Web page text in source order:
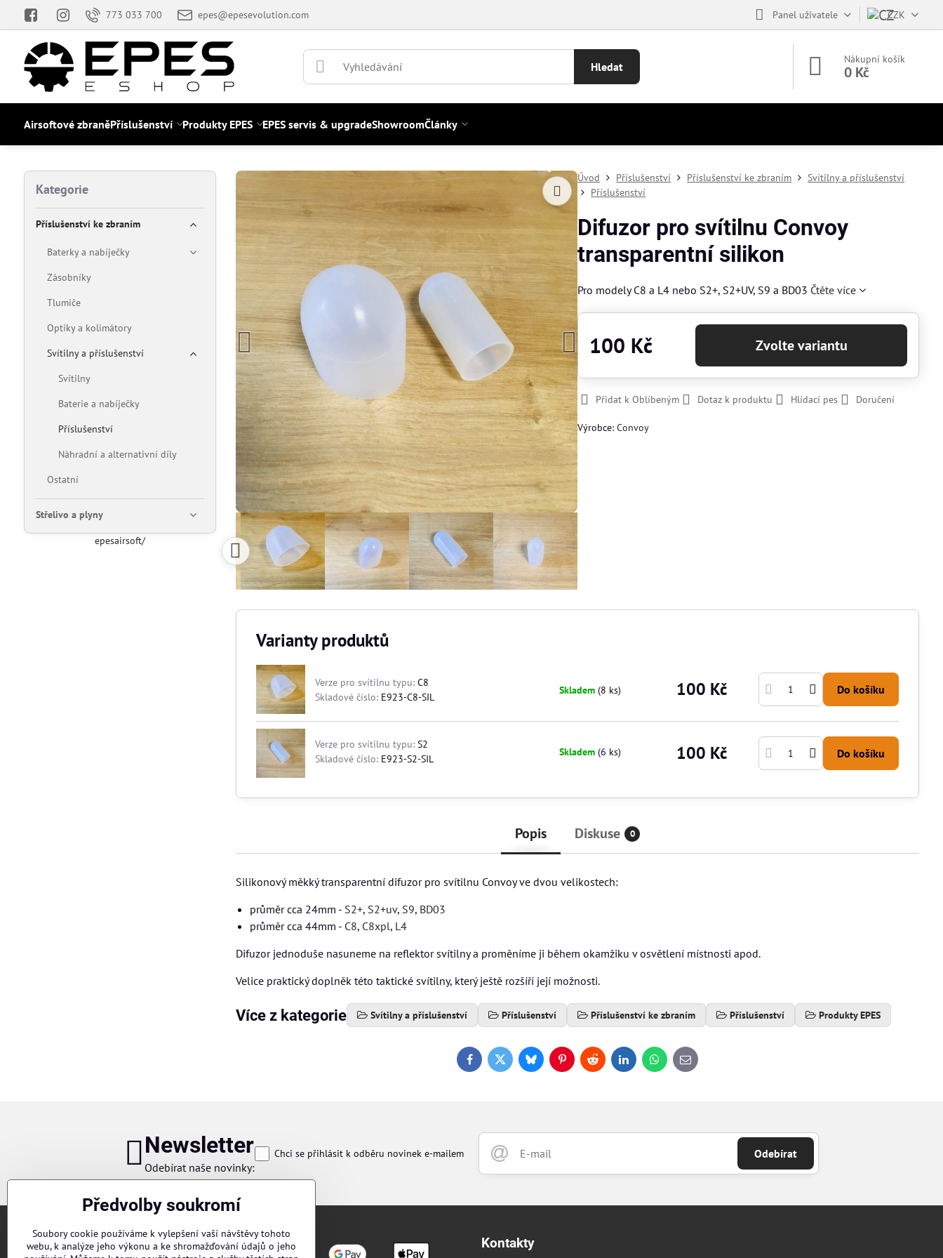
773 033 700 epes@epesevolution.com Panel uživatele CZK
Hledat
Nákupní košík
0 Kč
Airsoftové zbraněPříslušenství Produkty EPES EPES servis & upgradeShowroomČlánky
Úvod Příslušenství Příslušenství ke zbraním
Svítilny a příslušenství
Příslušenství
Difuzor pro svítilnu Convoy
transparentní silikon
Pro modely C8 a L4 nebo S2+, S2+UV, S9 a BD03 Čtěte více
100 Kč Zvolte variantu
Přidat k Oblíbeným Dotaz k produktu Hlídací pes Doručení
Výrobce:Convoy
Varianty produktů
Verze pro svítilnu typu:C8
Skladové číslo: E923-C8-SIL
Skladem (8 ks) 100 Kč Do košíku
Verze pro svítilnu typu:S2
Skladové číslo: E923-S2-SIL
Skladem (6 ks) 100 Kč Do košíku
Popis Diskuse 0
Silikonový měkký transparentní difuzor pro svítilnu Convoy ve dvou velikostech:
průměr cca 24mm - S2+, S2+uv, S9, BD03
průměr cca 44mm - C8, C8xpl, L4
Difuzor jednoduše nasuneme na reflektor svítilny a proměníme ji během okamžiku v osvětlení místnosti apod.
Velice praktický doplněk této taktické svítilny, který ještě rozšíří její možnosti.
Více z kategorie Svítilny a příslušenství Příslušenství Příslušenství ke zbraním Příslušenství Produkty EPES
FacebookTwitterBlueskyPinterestRedditLinkedInWhatsApp
E-
mail
Kategorie
Příslušenství ke zbraním
Baterky a nabíječky
Zásobníky
Tlumiče
Optiky a kolimátory
Svítilny a příslušenství
Svítilny
Baterie a nabíječky
Příslušenství
Náhradní a alternativní díly
Ostatní
Střelivo a plyny
epesairsoft/
Newsletter
Odebírat naše novinky:
Odebírat
Chci se přihlásit k odběru novinek e-mailem
Kontakty
Předvolby soukromí
Soubory cookie používáme k vylepšení vaší návštěvy tohoto
webu, k analýze jeho výkonu a ke shromažďování údajů o jeho